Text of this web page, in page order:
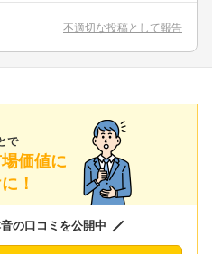
不適切な投稿として報告
で
価値に
！
の口コミを公開中